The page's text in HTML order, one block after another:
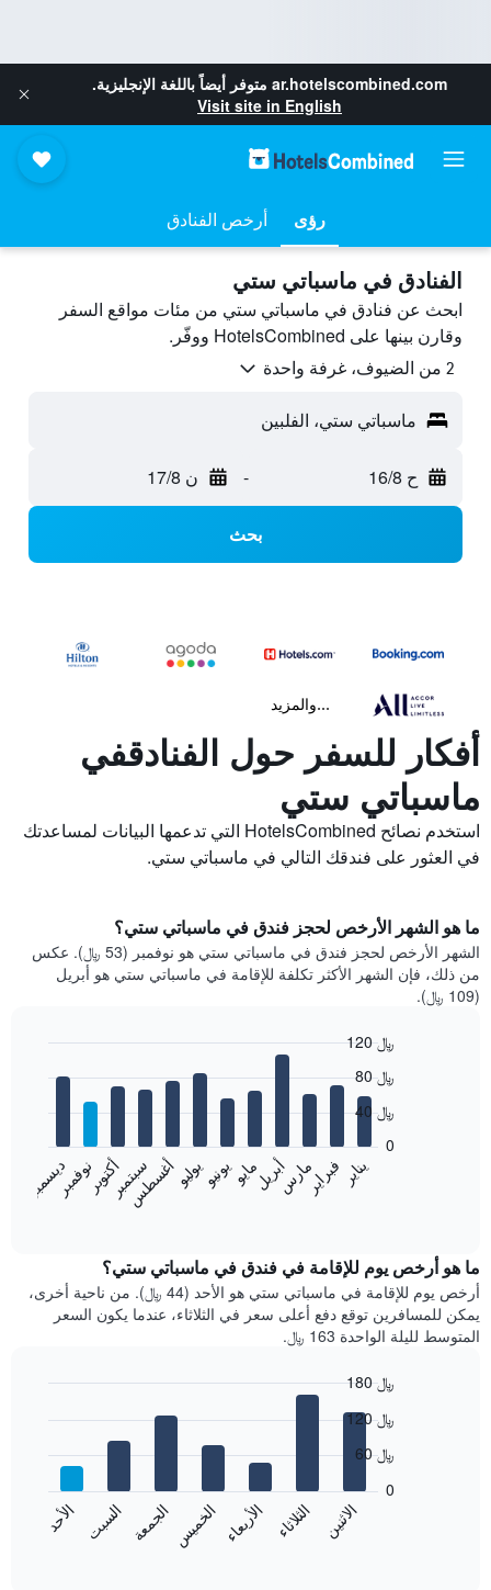
ar.hotelscombined.com متوفر أيضاً باللغة الإنجليزية.
Visit site in English
رؤى أرخص الفنادق
الفنادق في ماسباتي ستي
ابحث عن فنادق في ماسباتي ستي من مئات مواقع السفر
وقارن بينها على HotelsCombined ووفّر.
2 من الضيوف، غرفة واحدة
ماسباتي ستي، الفلبين
ح 16/8 - ن 17/8
بحث
...والمزيد
أفكار للسفر حول الفنادقفي
ماسباتي ستي
استخدم نصائح HotelsCombined التي تدعمها البيانات لمساعدتك
في العثور على فندقك التالي في ماسباتي ستي.
ما هو الشهر الأرخص لحجز فندق في ماسباتي ستي؟
الشهر الأرخص لحجز فندق في ماسباتي ستي هو نوفمبر (53 ﷼). عكس
من ذلك، فإن الشهر الأكثر تكلفة للإقامة في ماسباتي ستي هو أبريل
(109 ﷼).
سعر
غرفة
كل
شهر
يتضمن
ينايرفبرايرمارسأبريلمايويونيويوليوأغسطس
سبتمبرأكتوبرنوفمبر
ديسمبر
0
40 ﷼
80 ﷼
120 ﷼
ما هو أرخص يوم للإقامة في فندق في ماسباتي ستي؟
أرخص يوم للإقامة في ماسباتي ستي هو الأحد (44 ﷼). من ناحية أخرى،
يمكن للمسافرين توقع دفع أعلى سعر في الثلاثاء، عندما يكون السعر
المتوسط لليلة الواحدة 163 ﷼.
الاثنين الثلاثاء الأربعاء الخميسالجمعة السبت الأحد
0
60 ﷼
120 ﷼
180 ﷼